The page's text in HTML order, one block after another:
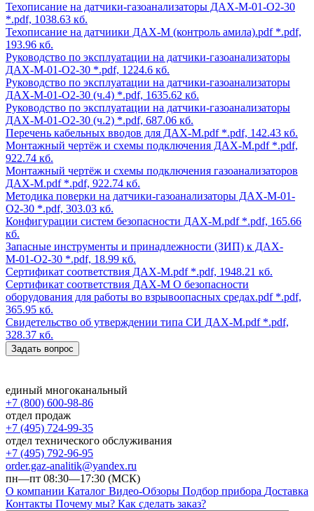
Техописание на датчики-газоанализаторы ДАХ-М-01-O2-30
*.pdf, 1038.63 кб.
Техописание на датчиики ДАХ-М (контроль амила).pdf*.pdf,
193.96 кб.
Руководство по эксплуатации на датчики-газоанализаторы
ДАХ-М-01-O2-30 *.pdf, 1224.6 кб.
Руководство по эксплуатации на датчики-газоанализаторы
ДАХ-М-01-O2-30 (ч.4) *.pdf, 1635.62 кб.
Руководство по эксплуатации на датчики-газоанализаторы
ДАХ-М-01-O2-30 (ч.2) *.pdf, 687.06 кб.
Перечень кабельных вводов для ДАХ-М.pdf*.pdf, 142.43 кб.
Монтажный чертёж и схемы подключения ДАХ-М.pdf*.pdf,
922.74 кб.
Монтажный чертёж и схемы подключения газоанализаторов
ДАХ-М.pdf*.pdf, 922.74 кб.
Методика поверки на датчики-газоанализаторы ДАХ-М-01-
O2-30 *.pdf, 303.03 кб.
Конфигурации систем безопасности ДАХ-М.pdf*.pdf, 165.66
кб.
Запасные инструменты и принадлежности (ЗИП) к ДАХ-
М-01-O2-30 *.pdf, 18.99 кб.
Сертификат соответствия ДАХ-М.pdf*.pdf, 1948.21 кб.
Сертификат соответствия ДАХ-М О безопасности
оборудования для работы во взрывоопасных средах.pdf*.pdf,
365.95 кб.
Свидетельство об утверждении типа СИ ДАХ-М.pdf*.pdf,
328.37 кб.
Задать вопрос
единый многоканальный
+7 (800) 600-98-86
отдел продаж
+7 (495) 724-99-35
отдел технического обслуживания
+7 (495) 792-96-95
order.gaz-analitik@yandex.ru
пн—пт 08:30—17:30 (МСК)
О компании Каталог Видео-Обзоры Подбор прибора Доставка
Контакты Почему мы? Как сделать заказ?